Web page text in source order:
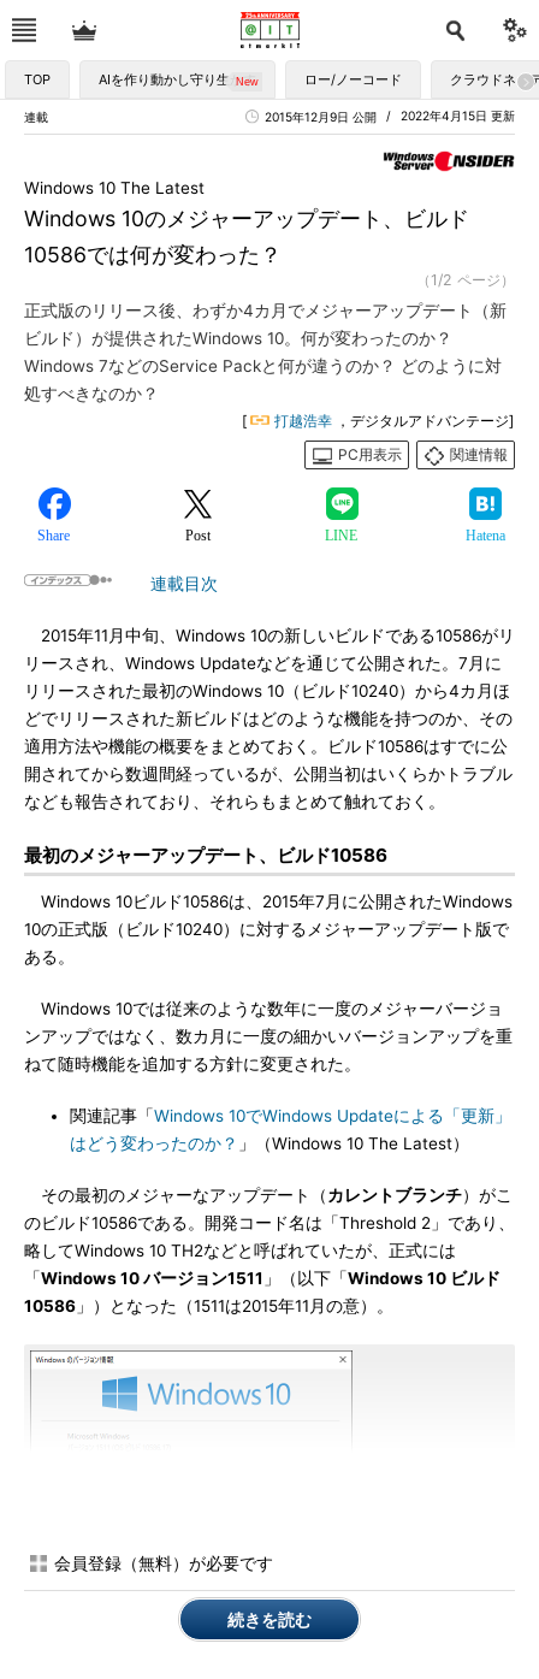
TOP AIを作り動かし守り生かす ロー/ノーコード クラウドネイ
連載 2022年4月15日 更新
2015年12月9日 公開
Windows 10のメジャーアップデート、ビルド
10586では何が変わった？
Windows 10 The Latest
（1/2 ページ）
正式版のリリース後、わずか4カ月でメジャーアップデート（新
ビルド）が提供されたWindows 10。何が変わったのか？
Windows 7などのService Packと何が違うのか？ どのように対
処すべきなのか？
[ 打越浩幸 ，デジタルアドバンテージ]
PC用表示
関連情報
Share Post LINE Hatena
連載目次
2015年11月中旬、Windows 10の新しいビルドである10586がリ
リースされ、Windows Updateなどを通じて公開された。7月に
リリースされた最初のWindows 10（ビルド10240）から4カ月ほ
どでリリースされた新ビルドはどのような機能を持つのか、その
適用方法や機能の概要をまとめておく。ビルド10586はすでに公
開されてから数週間経っているが、公開当初はいくらかトラブル
なども報告されており、それらもまとめて触れておく。
最初のメジャーアップデート、ビルド10586
Windows 10ビルド10586は、2015年7月に公開されたWindows
10の正式版（ビルド10240）に対するメジャーアップデート版で
ある。
Windows 10では従来のような数年に一度のメジャーバージョ
ンアップではなく、数カ月に一度の細かいバージョンアップを重
ねて随時機能を追加する方針に変更された。
関連記事「Windows 10でWindows Updateによる「更新」
はどう変わったのか？ 」（Windows 10 The Latest）
その最初のメジャーなアップデート（カレントブランチ）がこ
のビルド10586である。開発コード名は「Threshold 2」であり、
略してWindows 10 TH2などと呼ばれていたが、正式には
「Windows 10 バージョン1511 」（以下「Windows 10 ビルド
10586 」）となった（1511は2015年11月の意）。
Windows 10バージョン1511（ビルド10586）
会員登録（無料）が必要です
続きを読む